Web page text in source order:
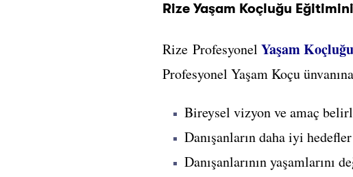
Rize Yaşam Koçluğu
Rize Profesyonel Yaşam
Profesyonel Yaşam Koçu
Bireysel vizyon ve amaç
Danışanların daha iyi
Danışanlarının